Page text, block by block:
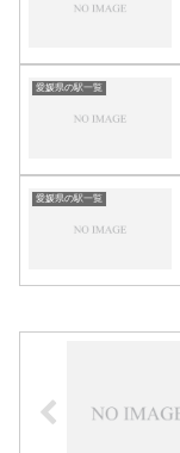
愛媛県の駅一覧
愛媛県の駅一覧